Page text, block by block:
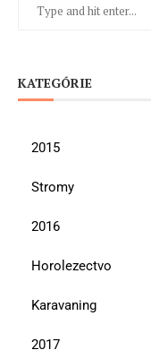
KATEGÓRIE
2015
Stromy
2016
Horolezectvo
Karavaning
2017